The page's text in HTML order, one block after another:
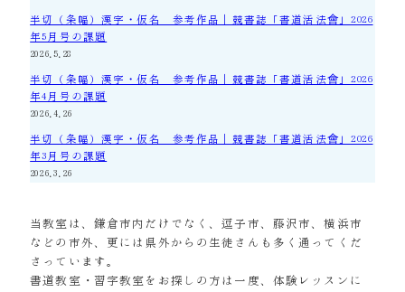
半切（条幅）漢字・仮名 参考作品｜競書誌「書道活法會」2026
年5月号の課題
2026.5.28
半切（条幅）漢字・仮名 参考作品｜競書誌「書道活法會」2026
年4月号の課題
2026.4.26
半切（条幅）漢字・仮名 参考作品｜競書誌「書道活法會」2026
年3月号の課題
2026.3.26
当教室は、鎌倉市内だけでなく、逗子市、藤沢市、横浜市
などの市外、更には県外からの生徒さんも多く通ってくだ
さっています。
書道教室・習字教室をお探しの方は一度、体験レッスンに